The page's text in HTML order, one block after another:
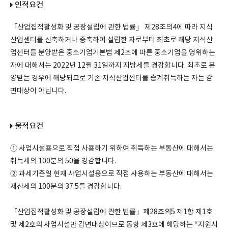
인적요건
「산업집적활성화 및 공장설립에 관한 법률」 제28조의4에 따라 지식
산업센터를 신축하거나 증축하여 설립한 자로부터 최초로 해당 지식산
업센터를 분양받은 중소기업기본법 제2조에 따른 중소기업을 영위하는
자에 대해서는 2022년 12월 31일까지 지방세를 경감합니다. 최초로 분
양받는 경우에 해당되므로 기존 지식산업센터를 승계취득하는 자는 감
면대상이 아닙니다.
물적요건
① 사업시설용으로 직접 사용하기 위하여 취득하는 부동산에 대해서는
취득세의 100분의 50을 경감합니다.
② 과세기준일 현재 사업시설용으로 직접 사용하는 부동산에 대해서는
재산세의 100분의 37.5를 경감합니다.
「산업집적활성화 및 공장설립에 관한 법률」제28조의5 제1항 제1호
및 제2호의 사업시설만 감면대상이므로 동항 제3호에 해당하는 “지원시